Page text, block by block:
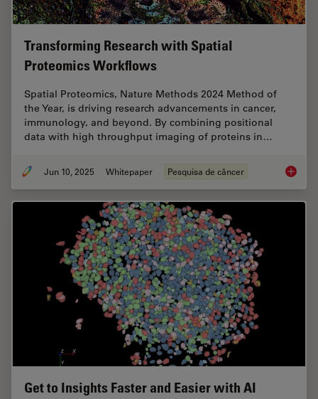
Transforming Research with Spatial
Proteomics Workflows
Spatial Proteomics, Nature Methods 2024 Method of
the Year, is driving research advancements in cancer,
immunology, and beyond. By combining positional
data with high throughput imaging of proteins in…
Jun 10, 2025 Whitepaper Pesquisa de câncer
Get to Insights Faster and Easier with AI